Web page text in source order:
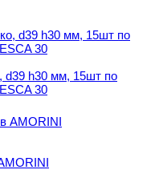
h30 мм, 15шт по
30